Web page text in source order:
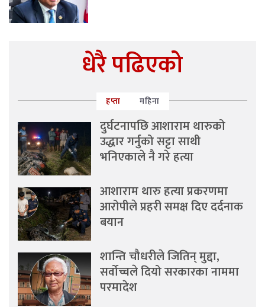
धेरै पढिएको
हप्ता महिना
दुर्घटनापछि आशाराम थारुको
उद्धार गर्नुको सट्टा साथी
भनिएकाले नै गरे हत्या
आशाराम थारु हत्या प्रकरणमा
आरोपीले प्रहरी समक्ष दिए दर्दनाक
बयान
शान्ति चौधरीले जितिन् मुद्दा,
सर्वोच्चले दियो सरकारका नाममा
परमादेश